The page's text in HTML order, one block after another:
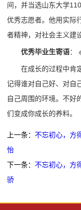
间，并当选山东大学
优秀志愿者。他用实际
者精神，对社会主义建
优秀毕业生寄语：
在成长的过程中肯
记得谁对自己好、对自
自己周围的环境。不好
们变成你成长的养料。
上一条：不忘初心，方
怡
下一条：不忘初心，方
骄